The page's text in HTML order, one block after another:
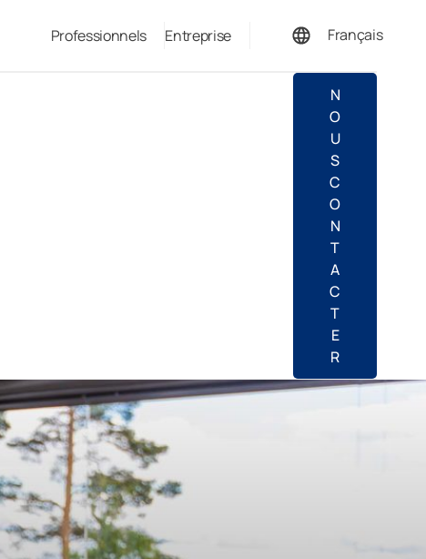
Professionnels
Entreprise
Français
N
O
U
S
C
O
N
T
A
C
T
E
R